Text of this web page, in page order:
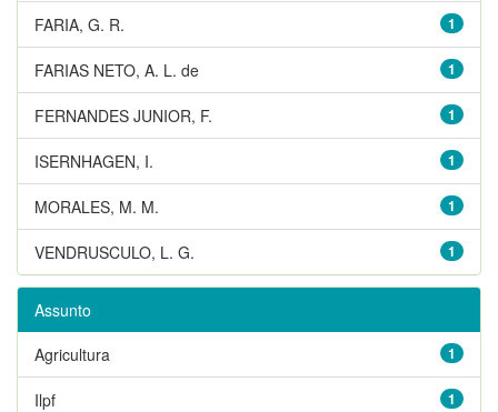
1
FARIA, G. R.
1
FARIAS NETO, A. L. de
1
FERNANDES JUNIOR, F.
1
ISERNHAGEN, I.
1
MORALES, M. M.
1
VENDRUSCULO, L. G.
Assunto
1
Agricultura
1
Ilpf